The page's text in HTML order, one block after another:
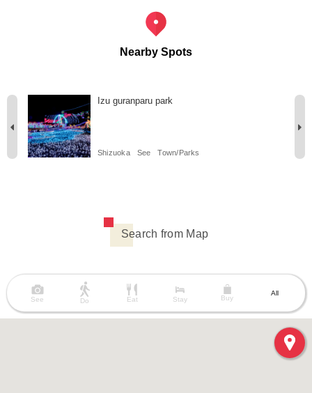
Nearby Spots
Izu guranparu park
Shizuoka See Town/Parks
Search from Map
See Do Eat Stay Buy
All